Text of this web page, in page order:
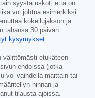
syystä uskot, että on
voi johtua esimerkiksi
kokeilujakson ja
tahansa 30 päivän
kysymykset
välittömästi etukäteen
ehdoissa (jotka
voi vaihdella maittain tai
hinnan ja
tilausta ajoissa.